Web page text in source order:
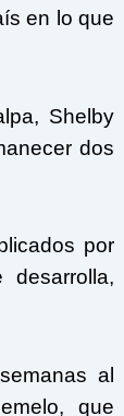
en lo que
Shelby
dos
por
al
que